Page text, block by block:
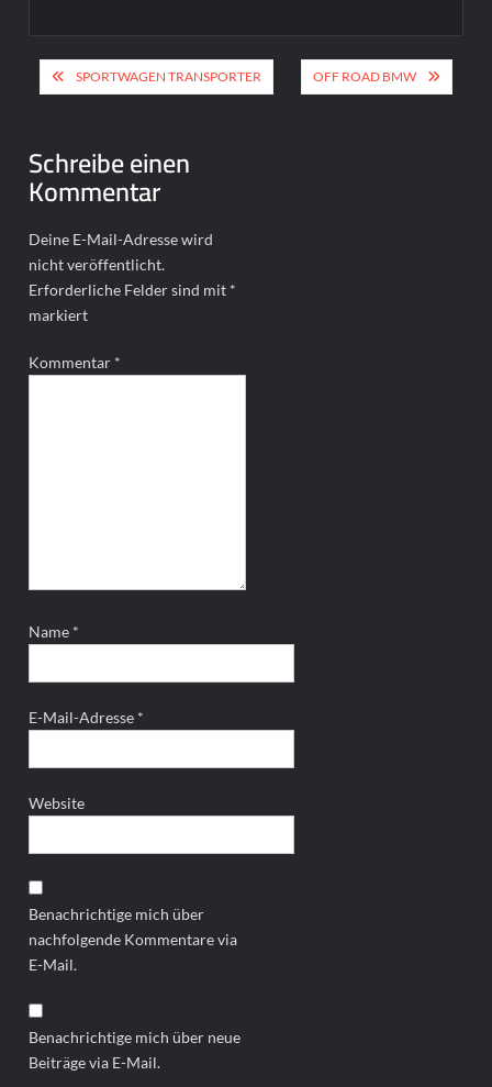
Beitragsnavigation
SPORTWAGEN TRANSPORTER OFF ROAD BMW
Schreibe einen
Kommentar
Deine E-Mail-Adresse wird
nicht veröffentlicht.
Erforderliche Felder sind mit *
markiert
Kommentar *
Name *
E-Mail-Adresse *
Website
Benachrichtige mich über
nachfolgende Kommentare via
E-Mail.
Benachrichtige mich über neue
Beiträge via E-Mail.